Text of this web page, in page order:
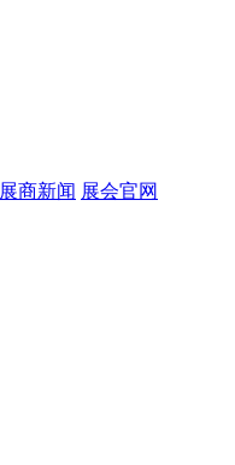
展商新闻 展会官网